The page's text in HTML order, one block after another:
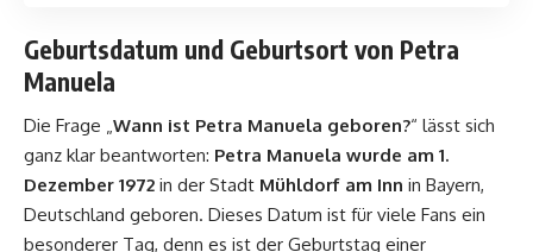
Geburtsdatum und Geburtsort von Petra
Manuela
Die Frage „ Wann ist Petra Manuela geboren?“ lässt sich
ganz klar beantworten: Petra Manuela wurde am 1.
Dezember 1972 in der Stadt Mühldorf am Inn in Bayern,
Deutschland geboren. Dieses Datum ist für viele Fans ein
besonderer Tag, denn es ist der Geburtstag einer